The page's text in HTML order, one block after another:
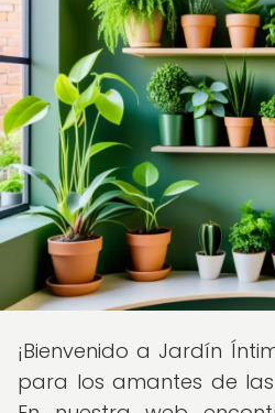
¡Bienvenido a Jardín
para los amantes de